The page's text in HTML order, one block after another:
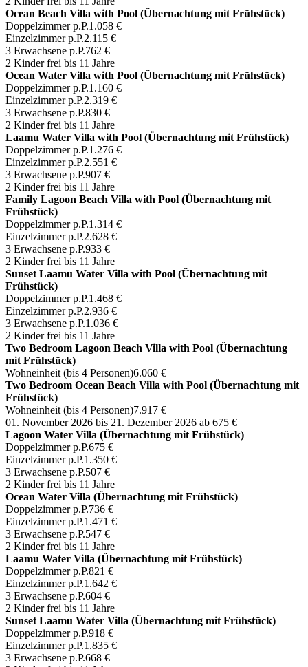
Ocean Beach Villa with Pool (Übernachtung mit Frühstück)
Doppelzimmer p.P.1.058 €
Einzelzimmer p.P.2.115 €
3 Erwachsene p.P.762 €
2 Kinder frei bis 11 Jahre
Ocean Water Villa with Pool (Übernachtung mit Frühstück)
Doppelzimmer p.P.1.160 €
Einzelzimmer p.P.2.319 €
3 Erwachsene p.P.830 €
2 Kinder frei bis 11 Jahre
Laamu Water Villa with Pool (Übernachtung mit Frühstück)
Doppelzimmer p.P.1.276 €
Einzelzimmer p.P.2.551 €
3 Erwachsene p.P.907 €
2 Kinder frei bis 11 Jahre
Family Lagoon Beach Villa with Pool (Übernachtung mit
Frühstück)
Doppelzimmer p.P.1.314 €
Einzelzimmer p.P.2.628 €
3 Erwachsene p.P.933 €
2 Kinder frei bis 11 Jahre
Sunset Laamu Water Villa with Pool (Übernachtung mit
Frühstück)
Doppelzimmer p.P.1.468 €
Einzelzimmer p.P.2.936 €
3 Erwachsene p.P.1.036 €
2 Kinder frei bis 11 Jahre
Two Bedroom Lagoon Beach Villa with Pool (Übernachtung
mit Frühstück)
Wohneinheit (bis 4 Personen)6.060 €
Two Bedroom Ocean Beach Villa with Pool (Übernachtung mit
Frühstück)
Wohneinheit (bis 4 Personen)7.917 €
01. November 2026 bis 21. Dezember 2026 ab 675 €
Lagoon Water Villa (Übernachtung mit Frühstück)
Doppelzimmer p.P.675 €
Einzelzimmer p.P.1.350 €
3 Erwachsene p.P.507 €
2 Kinder frei bis 11 Jahre
Ocean Water Villa (Übernachtung mit Frühstück)
Doppelzimmer p.P.736 €
Einzelzimmer p.P.1.471 €
3 Erwachsene p.P.547 €
2 Kinder frei bis 11 Jahre
Laamu Water Villa (Übernachtung mit Frühstück)
Doppelzimmer p.P.821 €
Einzelzimmer p.P.1.642 €
3 Erwachsene p.P.604 €
2 Kinder frei bis 11 Jahre
Sunset Laamu Water Villa (Übernachtung mit Frühstück)
Doppelzimmer p.P.918 €
Einzelzimmer p.P.1.835 €
3 Erwachsene p.P.668 €